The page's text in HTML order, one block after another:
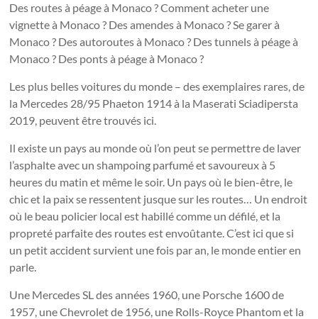
Des routes à péage à Monaco ? Comment acheter une
vignette à Monaco ? Des amendes à Monaco ? Se garer à
Monaco ? Des autoroutes à Monaco ? Des tunnels à péage à
Monaco ? Des ponts à péage à Monaco ?
Les plus belles voitures du monde – des exemplaires rares, de
la Mercedes 28/95 Phaeton 1914 à la Maserati Sciadipersta
2019, peuvent être trouvés ici.
Il existe un pays au monde où l’on peut se permettre de laver
l’asphalte avec un shampoing parfumé et savoureux à 5
heures du matin et même le soir. Un pays où le bien-être, le
chic et la paix se ressentent jusque sur les routes… Un endroit
où le beau policier local est habillé comme un défilé, et la
propreté parfaite des routes est envoûtante. C’est ici que si
un petit accident survient une fois par an, le monde entier en
parle.
Une Mercedes SL des années 1960, une Porsche 1600 de
1957, une Chevrolet de 1956, une Rolls-Royce Phantom et la